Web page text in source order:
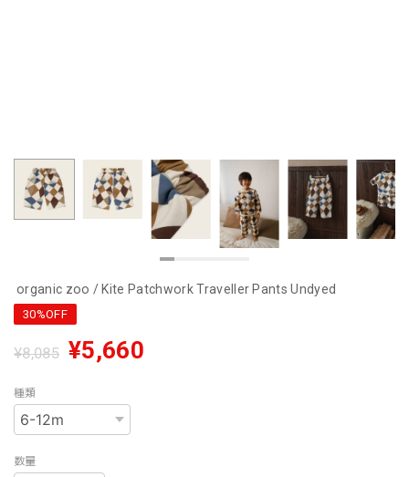
organic zoo / Kite Patchwork Traveller Pants Undyed
30%OFF
¥8,085 ¥5,660
種類
数量